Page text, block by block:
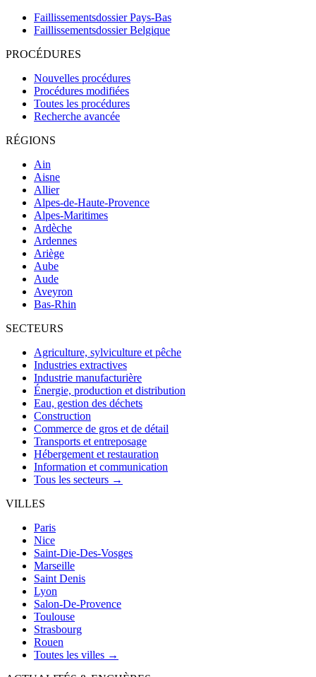
Faillissementsdossier Pays-Bas
Faillissementsdossier Belgique
PROCÉDURES
Nouvelles procédures
Procédures modifiées
Toutes les procédures
Recherche avancée
RÉGIONS
Ain
Aisne
Allier
Alpes-de-Haute-Provence
Alpes-Maritimes
Ardèche
Ardennes
Ariège
Aube
Aude
Aveyron
Bas-Rhin
SECTEURS
Agriculture, sylviculture et pêche
Industries extractives
Industrie manufacturière
Énergie, production et distribution
Eau, gestion des déchets
Construction
Commerce de gros et de détail
Transports et entreposage
Hébergement et restauration
Information et communication
Tous les secteurs →
VILLES
Paris
Nice
Saint-Die-Des-Vosges
Marseille
Saint Denis
Lyon
Salon-De-Provence
Toulouse
Strasbourg
Rouen
Toutes les villes →